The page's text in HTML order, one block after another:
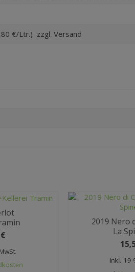
€/Ltr.) zzgl. Versand
€
2019 Nero
La
inkl. 19